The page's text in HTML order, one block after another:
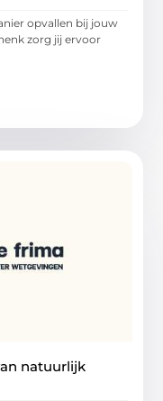
opvallen bij jouw
zorg jij ervoor
natuurlijk